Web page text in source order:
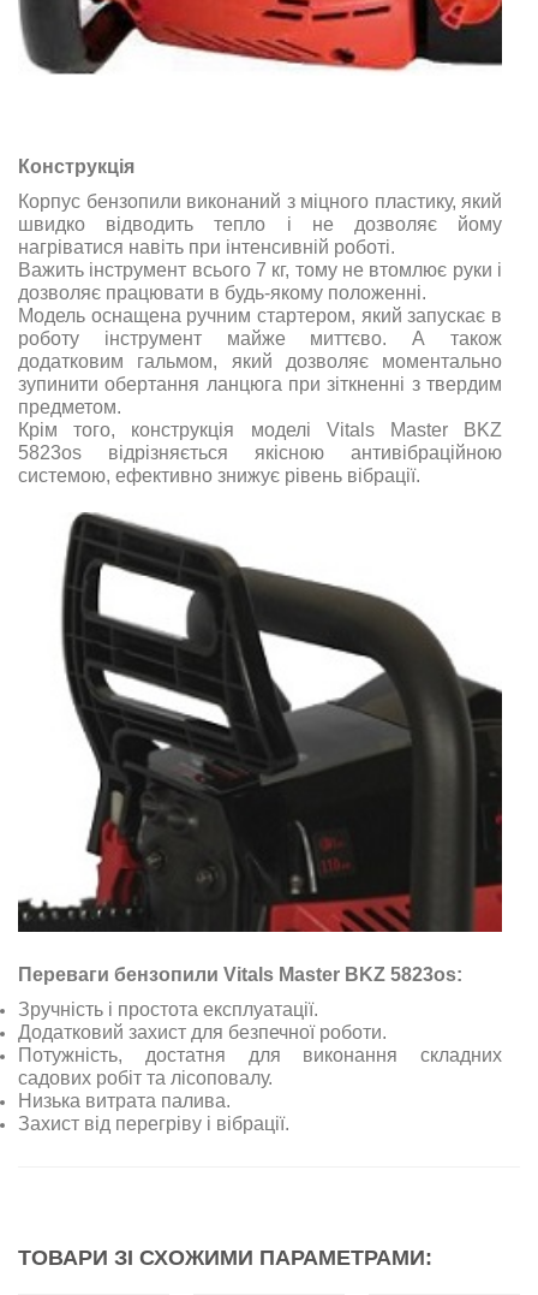
Конструкція
Корпус бензопили виконаний з міцного пластику, який
швидко відводить тепло і не дозволяє йому
нагріватися навіть при інтенсивній роботі.
Важить інструмент всього 7 кг, тому не втомлює руки і
дозволяє працювати в будь-якому положенні.
Модель оснащена ручним стартером, який запускає в
роботу інструмент майже миттєво. А також
додатковим гальмом, який дозволяє моментально
зупинити обертання ланцюга при зіткненні з твердим
предметом.
Крім того, конструкція моделі Vitals Master BKZ
5823os відрізняється якісною антивібраційною
системою, ефективно знижує рівень вібрації.
Переваги бензопили Vitals Master BKZ 5823os:
Зручність і простота експлуатації.
Додатковий захист для безпечної роботи.
Потужність, достатня для виконання складних
садових робіт та лісоповалу.
Низька витрата палива.
Захист від перегріву і вібрації.
ТОВАРИ ЗІ СХОЖИМИ ПАРАМЕТРАМИ: